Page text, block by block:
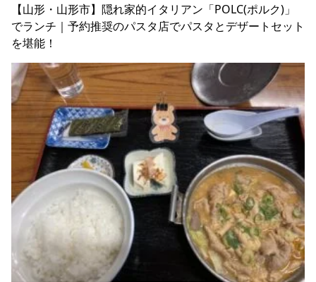
【山形・山形市】隠れ家的イタリアン「POLC(ポルク)」
でランチ｜予約推奨のパスタ店でパスタとデザートセット
を堪能！